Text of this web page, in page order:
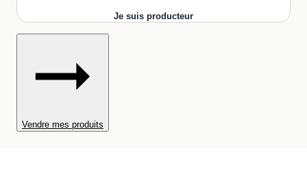
Je suis producteur
Vendre mes produits